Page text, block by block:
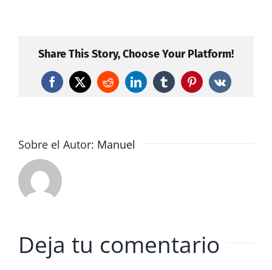
Share This Story, Choose Your Platform!
Facebook
X RedditLinkedInTumblrPinterest
Vk
Sobre el Autor: Manuel
Deja tu comentario